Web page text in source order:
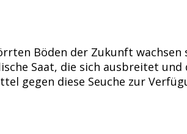
Böden der Zukunft wachsen
Saat, die sich ausbreitet
gegen diese Seuche zur